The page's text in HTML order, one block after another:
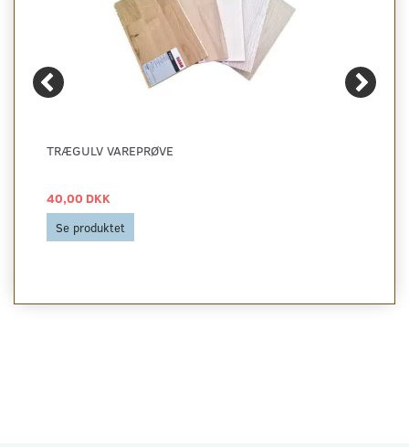
TRÆGULV VAREPRØVE
40,00 DKK
Se produktet